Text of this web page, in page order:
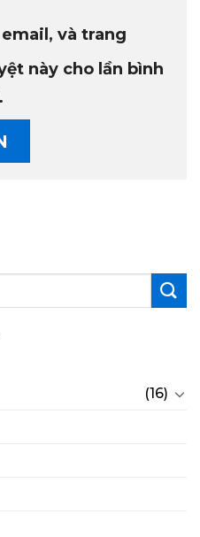
và trang
này cho lần bình
(16)